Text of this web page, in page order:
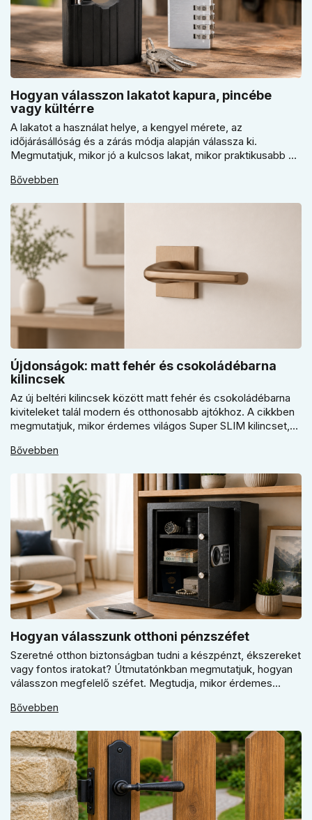
Hogyan válasszon lakatot kapura, pincébe
vagy kültérre
A lakatot a használat helye, a kengyel mérete, az
időjárásállóság és a zárás módja alapján válassza ki.
Megmutatjuk, mikor jó a kulcsos lakat, mikor praktikusabb a
érdemes kapuhoz, pincéhez vagy kerti házhoz csak ár
Bővebben
Újdonságok: matt fehér és csokoládébarna
kilincsek
Az új beltéri kilincsek között matt fehér és csokoládébarna
kiviteleket talál modern és otthonosabb ajtókhoz. A cikkben
megmutatjuk, mikor érdemes világos Super SLIM kilincset,
döntsön a kerek vagy szögletes rozetta között az egységes
Bővebben
Hogyan válasszunk otthoni pénzszéfet
Szeretné otthon biztonságban tudni a készpénzt, ékszereket
vagy fontos iratokat? Útmutatónkban megmutatjuk, hogyan
válasszon megfelelő széfet. Megtudja, mikor érdemes
kulcsfontosságú a szakszerű rögzítés a valódi védelemhez
Bővebben